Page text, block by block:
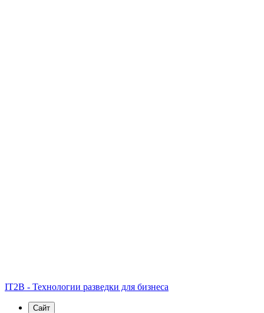
IT2B - Технологии разведки для бизнеса
Сайт